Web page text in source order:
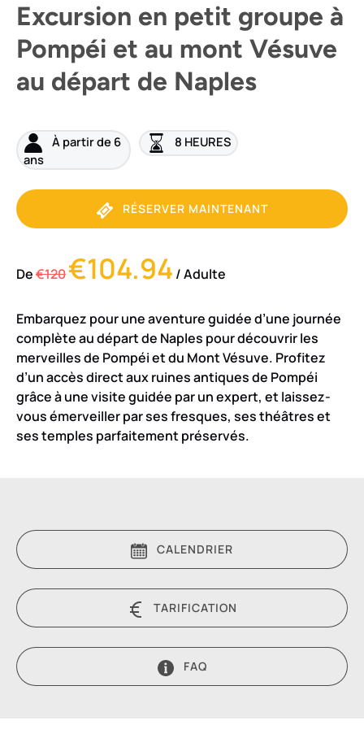
Excursion en petit groupe à
Pompéi et au mont Vésuve
au départ de Naples
À partir de 6
ans
8 HEURES
RÉSERVER MAINTENANT
De€120€104.94 / Adulte
Embarquez pour une aventure guidée d’une journée
complète au départ de Naples pour découvrir les
merveilles de Pompéi et du Mont Vésuve. Profitez
d’un accès direct aux ruines antiques de Pompéi
grâce à une visite guidée par un expert, et laissez-
vous émerveiller par ses fresques, ses théâtres et
ses temples parfaitement préservés.
CALENDRIER
TARIFICATION
FAQ